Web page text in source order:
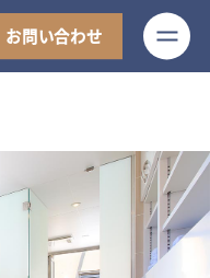
お問い合わせ